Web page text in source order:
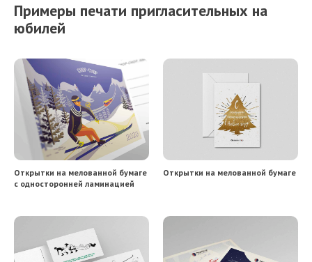
Примеры печати пригласительных на
юбилей
Открытки на мелованной бумаге
с односторонней ламинацией
Открытки на мелованной бумаге